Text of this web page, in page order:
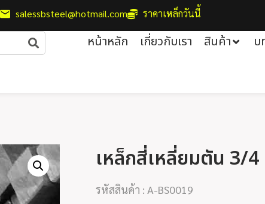
salessbsteel@hotmail.com ราคาเหล็กวันนี้
หน้าหลัก เกี่ยวกับเรา สินค้า บ
เหล็กสี่เหลี่ยมตัน 3/4
รหัสสินค้า : A-BS0019